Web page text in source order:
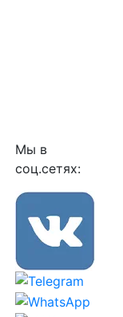
Мы в
соц.сетях: